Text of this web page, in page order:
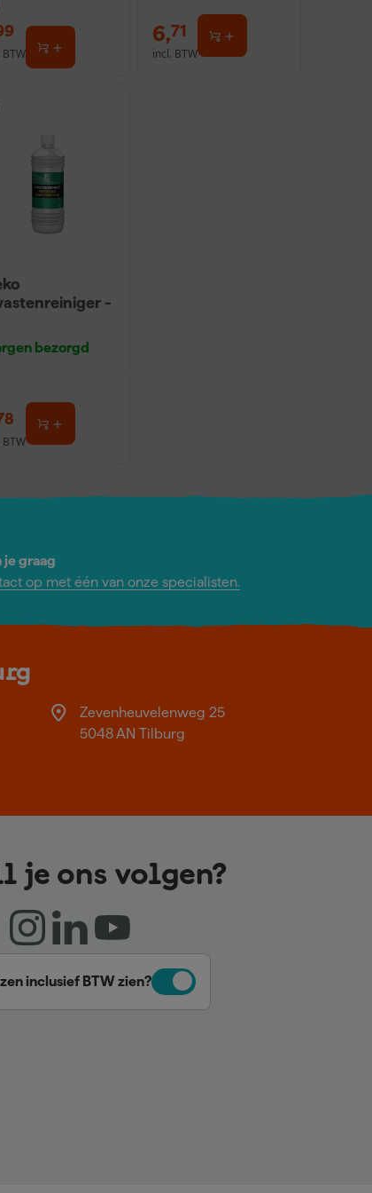
BTW
6,71
incl. BTW
-
bezorgd
BTW
graag
op met één van onze specialisten.
Zevenheuvelenweg 25
5048 AN Tilburg
je ons volgen?
inclusief BTW zien?